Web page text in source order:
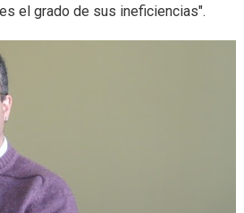
el grado de sus ineficiencias".